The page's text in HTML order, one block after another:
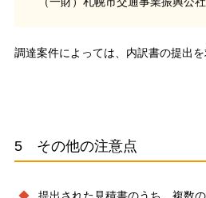
調達案件によっては、内訳書の提出を
5 その他の注意点